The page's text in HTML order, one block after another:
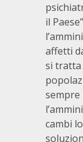
il
affetti
si tratta
sempre
cambi